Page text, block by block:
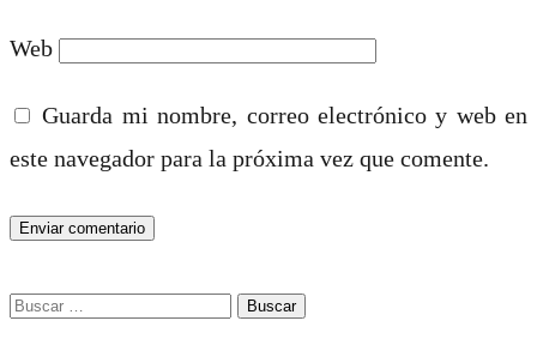
Web
Guarda mi nombre, correo electrónico y web en
este navegador para la próxima vez que comente.
Buscar: